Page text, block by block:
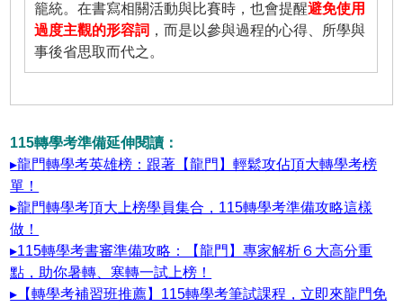
籠統。在書寫相關活動與比賽時，也會提醒避免使用
過度主觀的形容詞 ，而是以參與過程的心得、所學與
事後省思取而代之。
115轉學考準備延伸閱讀：
▸龍門轉學考英雄榜：跟著【龍門】輕鬆攻佔頂大轉學考榜
單！
▸龍門轉學考頂大上榜學員集合，115轉學考準備攻略這樣
做！
▸115轉學考書審準備攻略：【龍門】專家解析６大高分重
點，助你暑轉、寒轉一試上榜！
▸【轉學考補習班推薦】115轉學考筆試課程，立即來龍門免